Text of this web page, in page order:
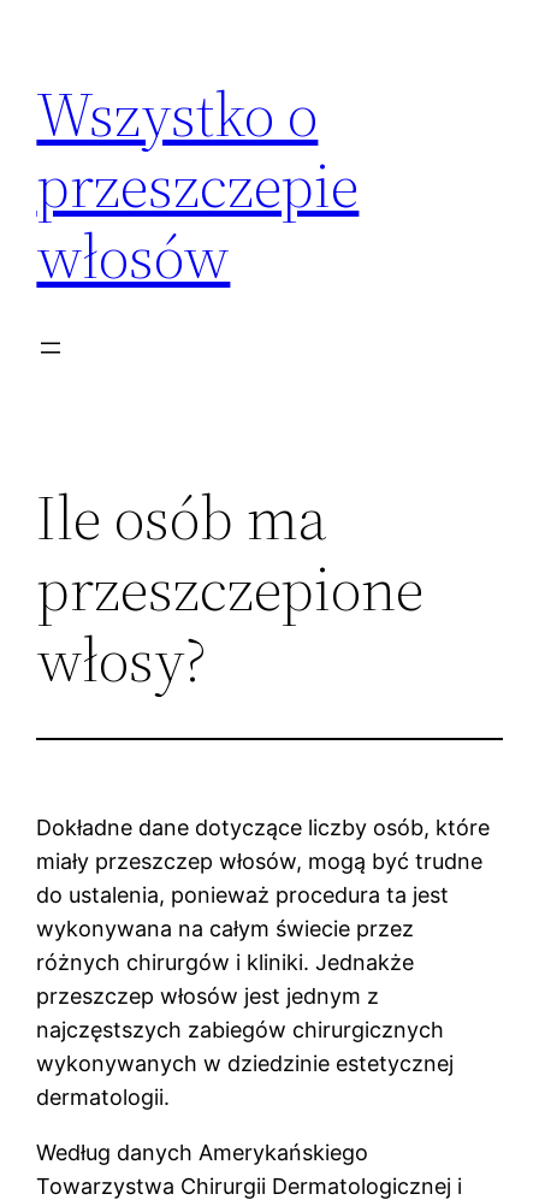
treści
Wszystko o
przeszczepie
włosów
Ile osób ma
przeszczepione
włosy?
Dokładne dane dotyczące liczby osób, które
miały przeszczep włosów, mogą być trudne
do ustalenia, ponieważ procedura ta jest
wykonywana na całym świecie przez
różnych chirurgów i kliniki. Jednakże
przeszczep włosów jest jednym z
najczęstszych zabiegów chirurgicznych
wykonywanych w dziedzinie estetycznej
dermatologii.
Według danych Amerykańskiego
Towarzystwa Chirurgii Dermatologicznej i